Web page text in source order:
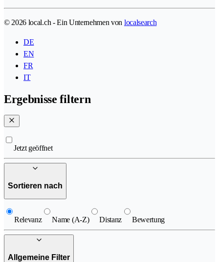
© 2026 local.ch - Ein Unternehmen von localsearch
DE
EN
FR
IT
Ergebnisse filtern
Jetzt geöffnet
Sortieren nach
Relevanz Name (A-Z) Distanz Bewertung
Allgemeine Filter